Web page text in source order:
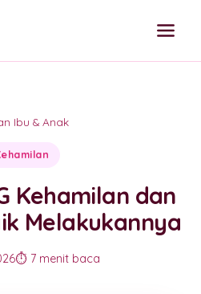
Ibu & Anak
Kehamilan dan
Melakukannya
⏱️ 7 menit baca